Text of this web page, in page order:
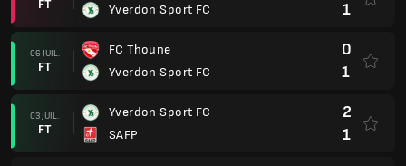
FT
Yverdon Sport FC
1
06 JUIL.
FT
FC Thoune
Yverdon Sport FC
0
1
03 JUIL.
FT
Yverdon Sport FC
SAFP
2
1